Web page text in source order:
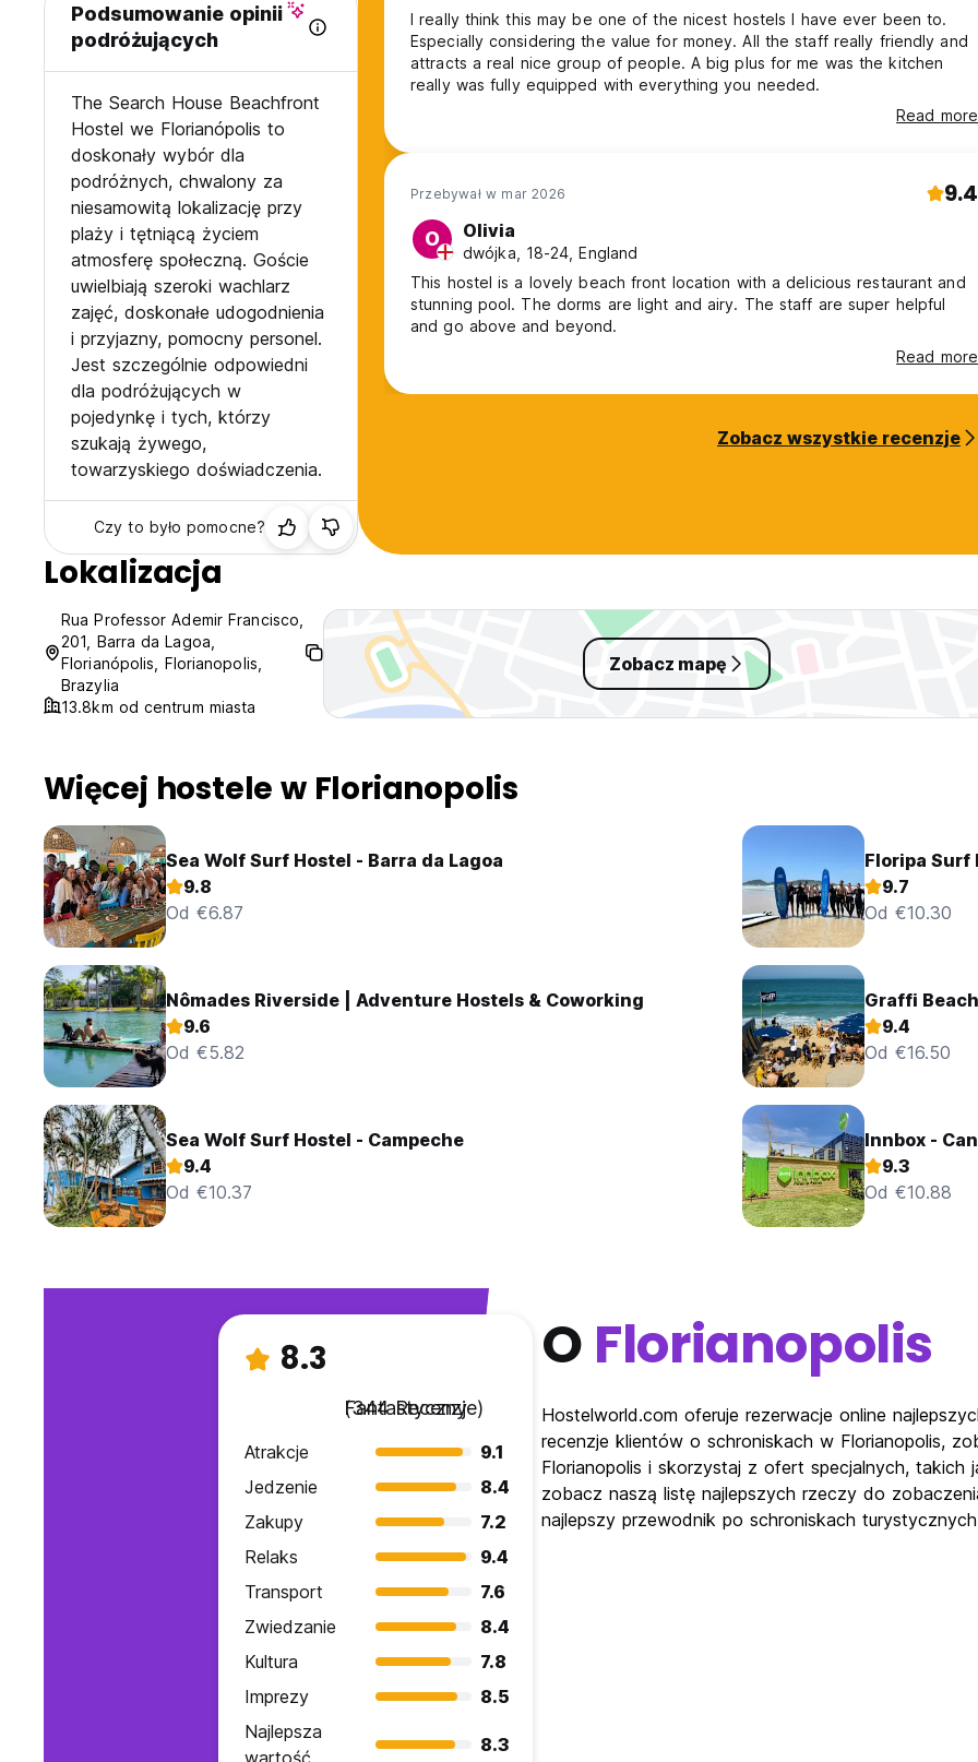
Podsumowanie opinii
podróżujących
The Search House Beachfront
Hostel we Florianópolis to
doskonały wybór dla
podróżnych, chwalony za
niesamowitą lokalizację przy
plaży i tętniącą życiem
atmosferę społeczną. Goście
uwielbiają szeroki wachlarz
zajęć, doskonałe udogodnienia
i przyjazny, pomocny personel.
Jest szczególnie odpowiedni
dla podróżujących w
pojedynkę i tych, którzy
szukają żywego,
towarzyskiego doświadczenia.
Czy to było pomocne?
I really think this may be one of the nicest hostels I have ever been to.
Especially considering the value for money. All the staff really friendly and
attracts a real nice group of people. A big plus for me was the kitchen
really was fully equipped with everything you needed.
Read more
Przebywał w mar 2026 9.4
O Olivia
dwójka, 18-24, England
This hostel is a lovely beach front location with a delicious restaurant and
stunning pool. The dorms are light and airy. The staff are super helpful
and go above and beyond.
Read more
Zobacz wszystkie recenzje
Lokalizacja
Rua Professor Ademir Francisco,
201, Barra da Lagoa,
Florianópolis, Florianopolis,
Brazylia
13.8km od centrum miasta
Zobacz mapę
Więcej hostele w Florianopolis
Sea Wolf Surf Hostel - Barra da Lagoa
9.8
Od €6.87
Floripa Surf
9.7
Od €10.30
Nômades Riverside | Adventure Hostels & Coworking
9.6
Od €5.82
Graffi
9.4
Od €16.50
Sea Wolf Surf Hostel - Campeche
9.4
Od €10.37
Innbox -
9.3
Od €10.88
8.3
Fantastyczny
(344 Recenzje)
Atrakcje
9.1
Jedzenie
8.4
Zakupy
7.2
Relaks
9.4
Transport
7.6
Zwiedzanie
8.4
Kultura
7.8
Imprezy
8.5
Najlepsza
8.3
O Florianopolis
Hostelworld.com oferuje rezerwacje online
recenzje klientów o schroniskach w Florianopolis,
Florianopolis i skorzystaj z ofert specjalnych, takich
zobacz naszą listę najlepszych rzeczy do
najlepszy przewodnik po schroniskach